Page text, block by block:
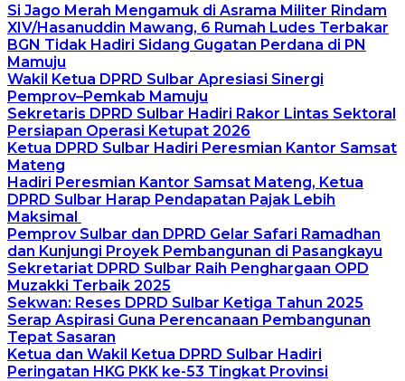
Si Jago Merah Mengamuk di Asrama Militer Rindam
XIV/Hasanuddin Mawang, 6 Rumah Ludes Terbakar
BGN Tidak Hadiri Sidang Gugatan Perdana di PN
Mamuju
Wakil Ketua DPRD Sulbar Apresiasi Sinergi
Pemprov–Pemkab Mamuju
Sekretaris DPRD Sulbar Hadiri Rakor Lintas Sektoral
Persiapan Operasi Ketupat 2026
Ketua DPRD Sulbar Hadiri Peresmian Kantor Samsat
Mateng
Hadiri Peresmian Kantor Samsat Mateng, Ketua
DPRD Sulbar Harap Pendapatan Pajak Lebih
Maksimal
Pemprov Sulbar dan DPRD Gelar Safari Ramadhan
dan Kunjungi Proyek Pembangunan di Pasangkayu
Sekretariat DPRD Sulbar Raih Penghargaan OPD
Muzakki Terbaik 2025
Sekwan: Reses DPRD Sulbar Ketiga Tahun 2025
Serap Aspirasi Guna Perencanaan Pembangunan
Tepat Sasaran
Ketua dan Wakil Ketua DPRD Sulbar Hadiri
Peringatan HKG PKK ke-53 Tingkat Provinsi